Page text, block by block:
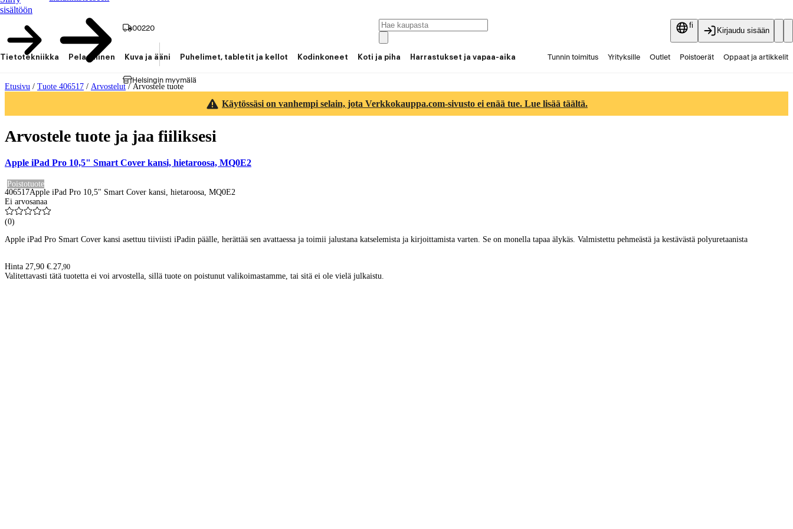
sisältöön
00220
Helsingin myymälä
fi
Kirjaudu sisään
Tietotekniikka Pelaaminen Kuva ja ääni Puhelimet, tabletit ja kellot Kodinkoneet Koti ja piha Harrastukset ja vapaa-aika Tunnin toimitus Yrityksille Outlet Poistoerät Oppaat ja artikkelit
Etusivu / Tuote 406517 / Arvostelut/ Arvostele tuote
Käytössäsi on vanhempi selain, jota Verkkokauppa.com-sivusto ei enää tue. Lue lisää täältä.
Arvostele tuote ja jaa fiiliksesi
Apple iPad Pro 10,5" Smart Cover kansi, hietaroosa, MQ0E2
Poistotuote
406517Apple iPad Pro 10,5" Smart Cover kansi, hietaroosa, MQ0E2
Ei arvosanaa
(0)
Apple iPad Pro Smart Cover kansi asettuu tiiviisti iPadin päälle, herättää sen avattaessa ja toimii jalustana katselemista ja kirjoittamista varten. Se on monella tapaa älykäs. Valmistettu pehmeästä ja kestävästä polyuretaanista
Hinta 27,90 €.27,90
Valitettavasti tätä tuotetta ei voi arvostella, sillä tuote on poistunut valikoimastamme, tai sitä ei ole vielä julkaistu.